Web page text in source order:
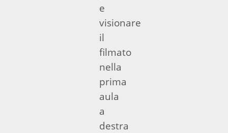
e
visionare
il
filmato
nella
prima
aula
a
destra